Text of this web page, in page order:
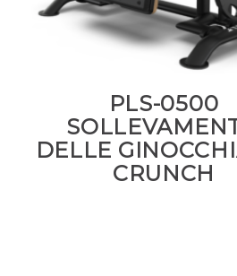
PLS-0500
DELLE
CRUNCH